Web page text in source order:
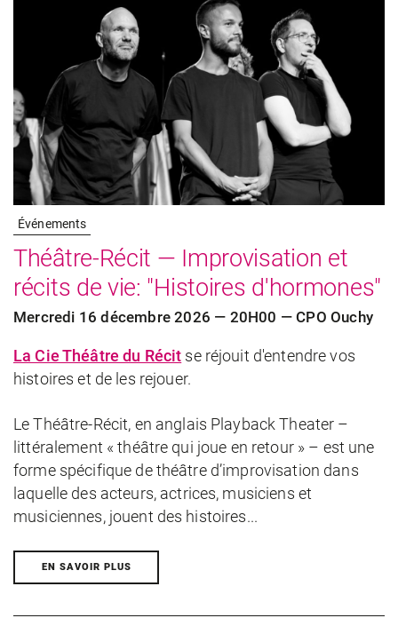
Événements
Théâtre-Récit — Improvisation et
récits de vie: "Histoires d'hormones"
Mercredi 16 décembre 2026 — 20H00 — CPO Ouchy
La Cie Théâtre du Récit se réjouit d'entendre vos
histoires et de les rejouer.
Le Théâtre-Récit, en anglais Playback Theater –
littéralement « théâtre qui joue en retour » – est une
forme spécifique de théâtre d’improvisation dans
laquelle des acteurs, actrices, musiciens et
musiciennes, jouent des histoires...
EN SAVOIR PLUS